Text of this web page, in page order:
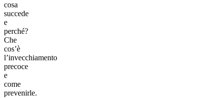
cosa
succede
e
perché?
Che
cos’è
l’invecchiamento
precoce
e
come
prevenirle.